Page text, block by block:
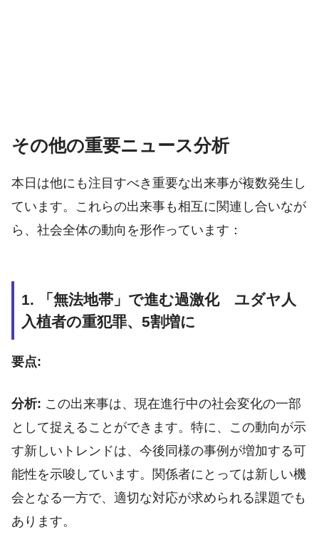
その他の重要ニュース分析
本日は他にも注目すべき重要な出来事が複数発生し
ています。これらの出来事も相互に関連し合いなが
ら、社会全体の動向を形作っています：
1. 「無法地帯」で進む過激化 ユダヤ人
入植者の重犯罪、5割増に
要点:
分析: この出来事は、現在進行中の社会変化の一部
として捉えることができます。特に、この動向が示
す新しいトレンドは、今後同様の事例が増加する可
能性を示唆しています。関係者にとっては新しい機
会となる一方で、適切な対応が求められる課題でも
あります。